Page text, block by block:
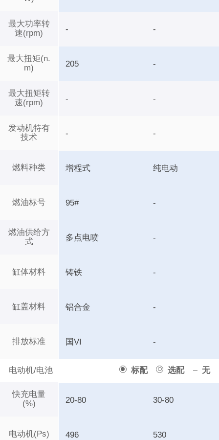
最大功率转
速(rpm)
最大扭矩(n.
m)
最大扭矩转
速(rpm)
发动机特有
技术
燃料种类
燃油标号
燃油供给方
式
缸体材料
缸盖材料
排放标准
电动机/电池 标配 选配 无
快充电量
(%)
电动机(Ps)
- -
205 -
- -
- -
增程式 纯电动
95# -
多点电喷 -
铸铁 -
铝合金 -
国VI -
20-80 30-80
496 530